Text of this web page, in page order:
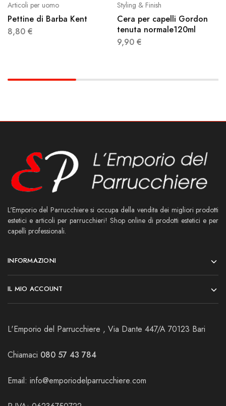
Articoli per uomo
Pettine di Barba Kent
8,80 €
Styling & Finish
Cera per capelli Gordon
tenuta normale120ml
9,90 €
L'Emporio del Parrucchiere si occupa della vendita dei migliori prodotti
estetici e articoli per parrucchieri! Shop online di prodotti estetici e per
capelli professionali.
INFORMAZIONI
IL MIO ACCOUNT
L'Emporio del Parrucchiere , Via Dante 447/A 70123 Bari
Chiamaci 080 57 43 784
Email: info@emporiodelparrucchiere.com